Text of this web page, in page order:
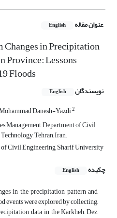
عنوان مقاله English
in Precipitation
Province: Lessons
Floods
نویسندگان English
Danesh-Yazdi2
Management, Department of Civil
Tehran, Iran.
Civil Engineering, Sharif University
چکیده
English
in the precipitation pattern and
events were explored by collecting,
data in the Karkheh, Dez,